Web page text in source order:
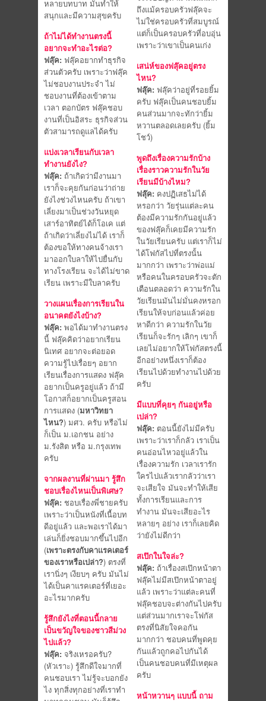
หลายบทบาท มันทำให้
สนุกและมีความสุขครับ
ถ้าไม่ได้ทำงานตรงนี้
อยากจะทำอะไรต่อ?
ฟลุ๊ค: ฟลุ๊คอยากทำธุรกิจ
ส่วนตัวครับ เพราะว่าฟลุ๊ค
ไม่ชอบงานประจำ ไม่
ชอบงานที่ต้องเข้าตาม
เวลา ตอกบัตร ฟลุ๊คชอบ
งานที่เป็นอิสระ ธุรกิจส่วน
ตัวสามารถดูแลได้ครับ
แบ่งเวลาเรียนกับเวลา
ทำงานยังไง?
ฟลุ๊ค: ถ้าเกิดว่ามีงานมา
เราก็จะคุยกันก่อนว่าถ่าย
ยังไงช่วงไหนครับ ถ้าเขา
เลี่ยงมาเป็นช่วงวันหยุด
เสาร์อาทิตย์ได้ก็โอเค แต่
ถ้าเกิดว่าเลี่ยงไม่ได้ เราก็
ต้องขอให้ทางคนจ้างเรา
มาออกใบลาให้ไปยื่นกับ
ทางโรงเรียน จะได้ไม่ขาด
เรียน เพราะมีใบลาครับ
วางแผนเรื่องการเรียนใน
อนาคตยังไงบ้าง?
ฟลุ๊ค: พอได้มาทำงานตรง
นี้ ฟลุ๊คคิดว่าอยากเรียน
นิเทศ อยากจะต่อยอด
ความรู้ไปเรื่อยๆ อยาก
เรียนเรื่องการแสดง ฟลุ๊ค
อยากเป็นครูอยู่แล้ว ถ้ามี
โอกาสก็อยากเป็นครูสอน
การแสดง (มหาวิทยา
ไหน?) มศว. ครับ หรือไม่
ก็เป็น ม.เอกชน อย่าง
ม.รังสิต หรือ ม.กรุงเทพ
ครับ
จากผลงานที่ผ่านมา รู้สึก
ชอบเรื่องไหนเป็นพิเศษ?
ฟลุ๊ค: ชอบเรื่องพี่ชายครับ
เพราะว่าเป็นหนังที่เนื้อบท
ดีอยู่แล้ว และพอเราได้มา
เล่นก็ยิ่งชอบมากขึ้นไปอีก
(เพราะตรงกับคาแรคเตอร์
ของเราหรือเปล่า?) ตรงที่
เรานิ่งๆ เงียบๆ ครับ มันไม่
ได้เป็นคาแรคเตอร์ที่เยอะ
อะไรมากครับ
รู้สึกยังไงที่ตอนนี้กลาย
เป็นขวัญใจของชาวสีม่วง
ไปแล้ว?
ฟลุ๊ค: จริงเหรอครับ?
(หัวเราะ) รู้สึกดีใจมากที่
คนชอบเรา ไม่รู้จะบอกยัง
ไง ทุกสิ่งทุกอย่างที่เราทำ
ถึงแม้ครอบครัวฟลุ๊คจะ
ไม่ใช่ครอบครัวที่สมบูรณ์
แต่ก็เป็นครอบครัวที่อบอุ่น
เพราะว่าเขาเป็นคนเก่ง
เสน่ห์ของฟลุ๊คอยู่ตรง
ไหน?
ฟลุ๊ค: ฟลุ๊คว่าอยู่ที่รอยยิ้ม
ครับ ฟลุ๊คเป็นคนชอบยิ้ม
คนส่วนมากจะทักว่ายิ้ม
หวานตลอดเลยครับ (ยิ้ม
โชว์)
พูดถึงเรื่องความรักบ้าง
เรื่องราวความรักในวัย
เรียนมีบ้างไหม?
ฟลุ๊ค: คงปฏิเสธไม่ได้
หรอกว่า วัยรุ่นแต่ละคน
ต้องมีความรักกันอยู่แล้ว
ของฟลุ๊คก็เคยมีความรัก
ในวัยเรียนครับ แต่เราก็ไม่
ได้โฟกัสไปที่ตรงนั้น
มากกว่า เพราะว่าพ่อแม่
หรือคนในครอบครัวจะตัก
เตือนตลอดว่า ความรักใน
วัยเรียนมันไม่มั่นคงหรอก
เรียนให้จบก่อนแล้วค่อย
หาดีกว่า ความรักในวัย
เรียนก็จะรักๆ เลิกๆ เขาก็
เลยไม่อยากให้โฟกัสตรงนี้
อีกอย่างหนึ่งเราก็ต้อง
เรียนไปด้วยทำงานไปด้วย
ครับ
มีแบบที่คุยๆ กันอยู่หรือ
เปล่า?
ฟลุ๊ค: ตอนนี้ยังไม่มีครับ
เพราะว่าเราก็กลัว เราเป็น
คนอ่อนไหวอยู่แล้วใน
เรื่องความรัก เวลาเรารัก
ใครไปแล้วเรากลัวว่าเรา
จะเสียใจ มันจะทำให้เสีย
ทั้งการเรียนและการ
ทำงาน มันจะเสียอะไร
หลายๆ อย่าง เราก็เลยคิด
ว่ายังไม่ดีกว่า
สเป๊กในใจล่ะ?
ฟลุ๊ค: ถ้าเรื่องสเป๊กหน้าตา
ฟลุ๊คไม่มีสเป๊กหน้าตาอยู่
แล้ว เพราะว่าแต่ละคนที่
ฟลุ๊คชอบจะต่างกันไปครับ
แต่ส่วนมากเราจะโฟกัส
ตรงที่นิสัยใจคอกัน
มากกว่า ชอบคนที่พูดคุย
กันแล้วถูกคอไปกันได้
เป็นคนชอบคนที่มีเหตุผล
ครับ
หน้าหวานๆ แบบนี้ ถาม